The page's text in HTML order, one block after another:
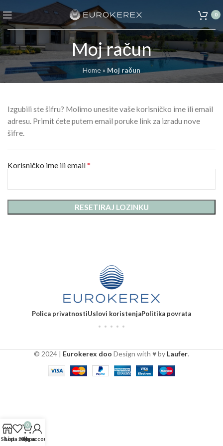
0
Moj račun
Home» Moj račun
Izgubili ste šifru? Molimo unesite vaše korisničko ime ili email
adresu. Primit ćete putem email poruke link za izradu nove
šifre.
Korisničko ime ili email*
RESETIRAJ LOZINKU
Polica privatnostiUslovi koristenjaPolitika povrata
© 2024 | Eurokerex doo Design with ♥ by Laufer.
Shop
Lista želja
0
Korpa
My account